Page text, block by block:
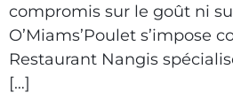
compromis sur le goût ni
O’Miams’Poulet s’impose
Restaurant Nangis
[…]